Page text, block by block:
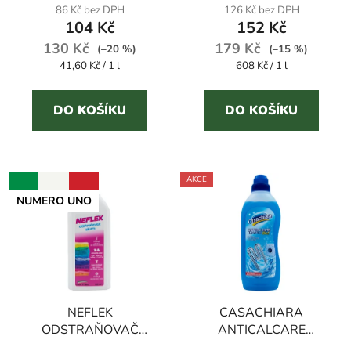
produktu
je
4,6
z
5
hvězdiček.
86 Kč bez DPH
104 Kč
130 Kč
(–20 %)
Měrná
41,60 Kč / 1 l
DO KOŠÍKU
produktu
je
3,9
z
5
hvězdiček.
126 Kč bez DPH
152 Kč
179 Kč
(–15 %)
Měrná
608 Kč / 1 l
DO KOŠÍKU
NUMERO UNO
NEFLEK
ODSTRAŇOVAČ
AKCE
CASACHIARA
ANTICALCARE